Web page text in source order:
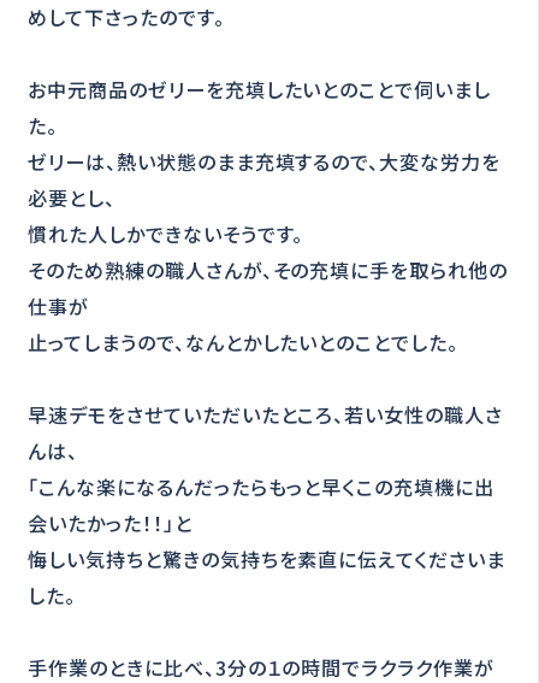
めして下さったのです。
お中元商品のゼリーを充填したいとのことで伺いまし
た。
ゼリーは、熱い状態のまま充填するので、大変な労力を
必要とし、
慣れた人しかできないそうです。
そのため熟練の職人さんが、その充填に手を取られ他の
仕事が
止ってしまうので、なんとかしたいとのことでした。
早速デモをさせていただいたところ、若い女性の職人さ
んは、
「こんな楽になるんだったらもっと早くこの充填機に出
会いたかった！！」と
悔しい気持ちと驚きの気持ちを素直に伝えてくださいま
した。
手作業のときに比べ、3分の１の時間でラクラク作業が